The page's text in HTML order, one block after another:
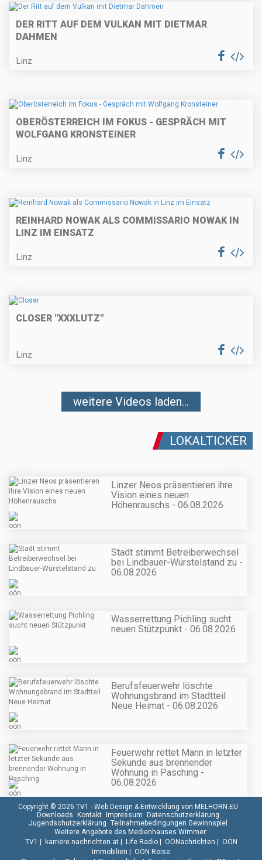
DER RITT AUF DEM VULKAN MIT DIETMAR
DAHMEN
Linz
OBERÖSTERREICH IM FOKUS - GESPRÄCH MIT
WOLFGANG KRONSTEINER
Linz
REINHARD NOWAK ALS COMMISSARIO NOWAK IN
LINZ IM EINSATZ
Linz
CLOSER "XXXLUTZ"
Linz
weitere Videos laden...
LOKALTICKER
Linzer Neos präsentieren ihre
Vision eines neuen
Höhenrauschs - 06.08.2026
Stadt stimmt Betreiberwechsel
bei Lindbauer-Würstelstand zu -
06.08.2026
Wasserrettung Pichling sucht
neuen Stützpunkt - 06.08.2026
Berufsfeuerwehr löschte
Wohnungsbrand im Stadtteil
Neue Heimat - 06.08.2026
Feuerwehr rettet Mann in letzter
Sekunde aus brennender
Wohnung in Pasching -
06.08.2026
Copyright © 2026 TV1 - Web Design & Entwicklung von MELHORN.EU
Downloads
Kontakt Impressum
Datenschutzerklärung
Jugendschutzerklärung Teilnahmebedingungen Gewinnspiel
Weitere Angebote des Medienhauses Wimmer:
TV1
karriere.nachrichten.at| Life Radio| OÖNachrichten
OÖN
Immobilien
OÖN Reise